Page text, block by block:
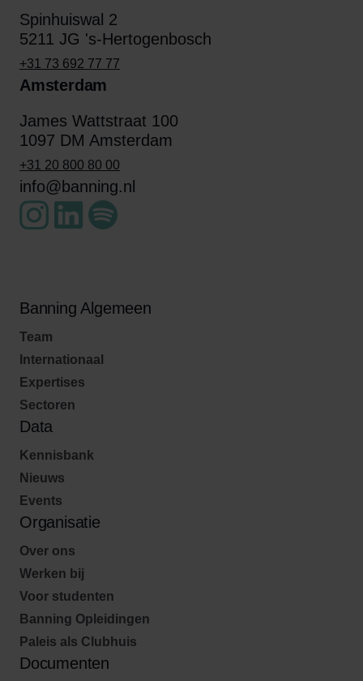
Spinhuiswal 2
5211 JG 's-Hertogenbosch
+31 73 692 77 77
Amsterdam
James Wattstraat 100
1097 DM Amsterdam
+31 20 800 80 00
info@banning.nl
Banning Algemeen
Team
Internationaal
Expertises
Sectoren
Data
Kennisbank
Nieuws
Events
Organisatie
Over ons
Werken bij
Voor studenten
Banning Opleidingen
Paleis als Clubhuis
Documenten